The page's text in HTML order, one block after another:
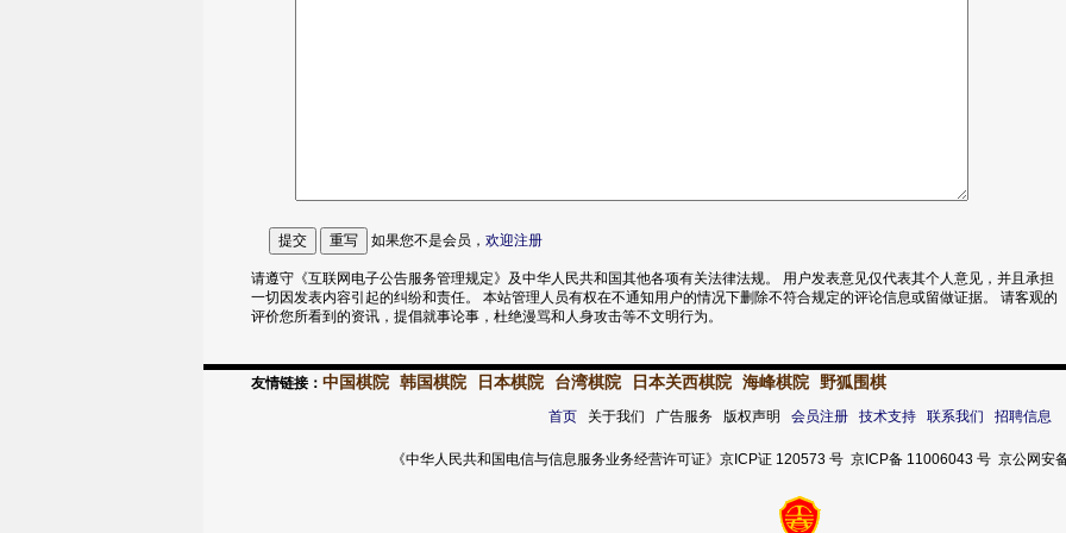
如果您不是会员， 欢迎注册
请遵守《互联网电子公告服务管理规定》及中华人民共和国其他各项有关法律法规。 用户发表意见仅代表其个人意见，并且承担
一切因发表内容引起的纠纷和责任。 本站管理人员有权在不通知用户的情况下删除不符合规定的评论信息或留做证据。 请客观的
评价您所看到的资讯，提倡就事论事，杜绝漫骂和人身攻击等不文明行为。
友情链接： 中国棋院 韩国棋院 日本棋院 台湾棋院 日本关西棋院 海峰棋院 野狐围棋
首页关于我们 广告服务 版权声明 会员注册 技术支持 联系我们 招聘信息
《中华人民共和国电信与信息服务业务经营许可证》京ICP证 120573 号 京ICP备 11006043 号 京公网安